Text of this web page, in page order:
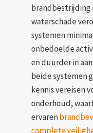
brandbestrijding
waterschade
systemen
onbedoelde
en duurder in
beide systemen
kennis vereisen
onderhoud,
ervaren
complete